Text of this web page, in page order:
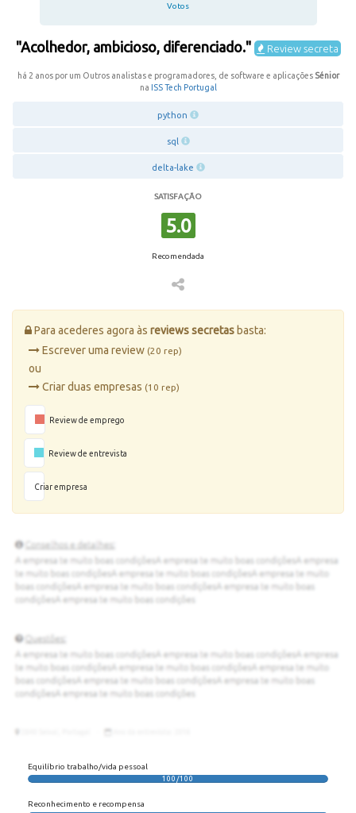
Votos
"Acolhedor, ambicioso, diferenciado." Review secreta
há 2 anos por um Outros analistas e programadores, de software e aplicações Sénior
na ISS Tech Portugal
python
sql
delta-lake
SATISFAÇÃO
5.0
Recomendada
Para acederes agora às reviews secretas basta:
Escrever uma review (20 rep)
ou
Criar duas empresas (10 rep)
Review de emprego
Review de entrevista
Criar empresa
Equilíbrio trabalho/vida pessoal
100/100
Reconhecimento e recompensa